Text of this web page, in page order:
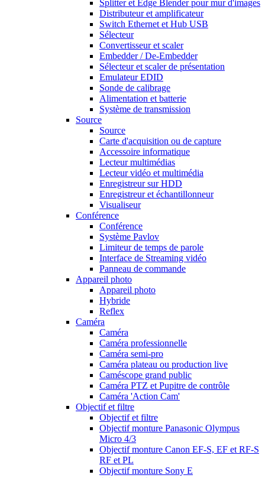
Splitter et Edge Blender pour mur d'images
Distributeur et amplificateur
Switch Ethernet et Hub USB
Sélecteur
Convertisseur et scaler
Embedder / De-Embedder
Sélecteur et scaler de présentation
Emulateur EDID
Sonde de calibrage
Alimentation et batterie
Système de transmission
Source
Source
Carte d'acquisition ou de capture
Accessoire informatique
Lecteur multimédias
Lecteur vidéo et multimédia
Enregistreur sur HDD
Enregistreur et échantillonneur
Visualiseur
Conférence
Conférence
Système Pavlov
Limiteur de temps de parole
Interface de Streaming vidéo
Panneau de commande
Appareil photo
Appareil photo
Hybride
Reflex
Caméra
Caméra
Caméra professionnelle
Caméra semi-pro
Caméra plateau ou production live
Caméscope grand public
Caméra PTZ et Pupitre de contrôle
Caméra 'Action Cam'
Objectif et filtre
Objectif et filtre
Objectif monture Panasonic Olympus
Micro 4/3
Objectif monture Canon EF-S, EF et RF-S
RF et PL
Objectif monture Sony E